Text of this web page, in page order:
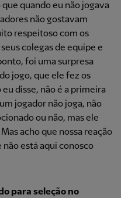
quando eu não jogava
não gostavam
respeitoso com os
colegas de equipe e
foi uma surpresa
jogo, que ele fez os
disse, não é a primeira
jogador não joga, não
ou não, mas ele
acho que nossa reação
não está aqui conosco
para seleção no